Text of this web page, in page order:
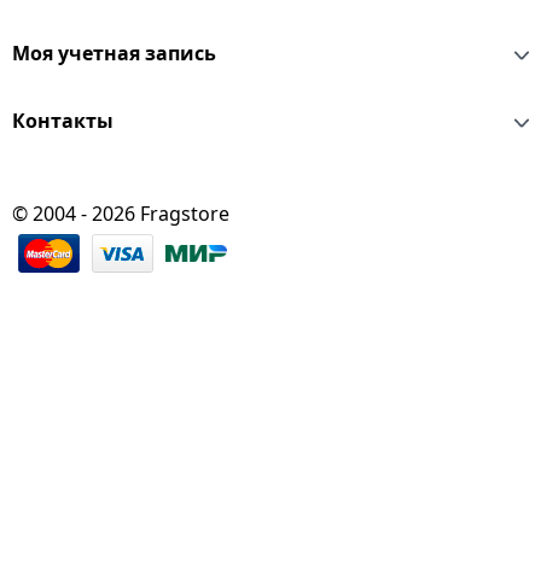
Моя учетная запись
Контакты
© 2004 - 2026 Fragstore